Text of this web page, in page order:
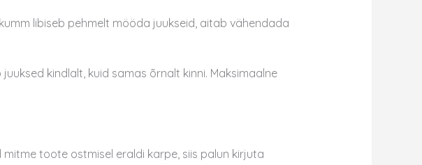
libiseb pehmelt mööda juukseid, aitab vähendada
kindlalt, kuid samas õrnalt kinni. Maksimaalne
toote ostmisel eraldi karpe, siis palun kirjuta